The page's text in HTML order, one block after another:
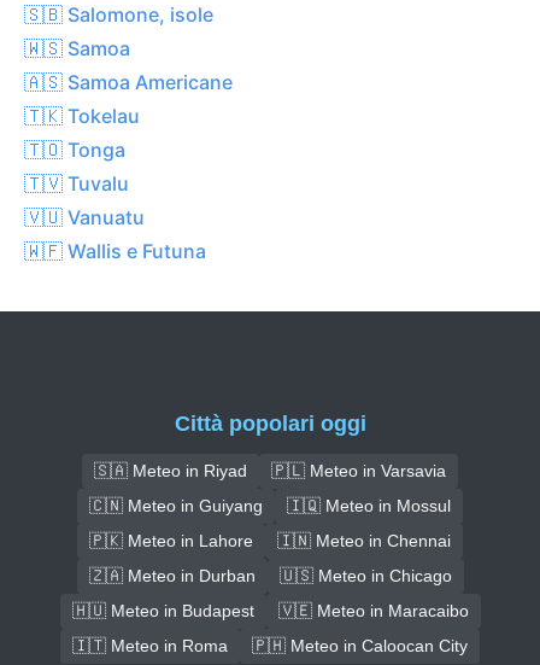
🇸🇧 Salomone, isole
🇼🇸 Samoa
🇦🇸 Samoa Americane
🇹🇰 Tokelau
🇹🇴 Tonga
🇹🇻 Tuvalu
🇻🇺 Vanuatu
🇼🇫 Wallis e Futuna
Città popolari oggi
🇸🇦 Meteo in Riyad
🇵🇱 Meteo in Varsavia
🇨🇳 Meteo in Guiyang
🇮🇶 Meteo in Mossul
🇵🇰 Meteo in Lahore
🇮🇳 Meteo in Chennai
🇿🇦 Meteo in Durban
🇺🇸 Meteo in Chicago
🇭🇺 Meteo in Budapest
🇻🇪 Meteo in Maracaibo
🇮🇹 Meteo in Roma
🇵🇭 Meteo in Caloocan City